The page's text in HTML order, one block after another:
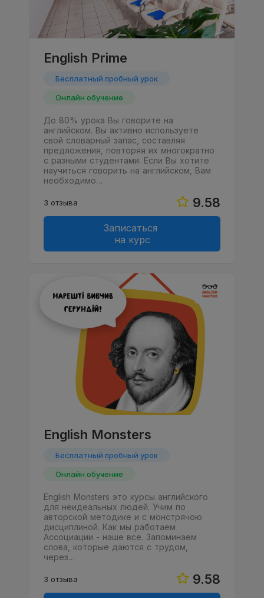
English Prime
Бесплатный пробный урок
Онлайн обучение
До 80% урока Вы говорите на
английском. Вы активно используете
свой словарный запас, составляя
предложения, повторяя их многократно
с разными студентами. Если Вы хотите
научиться говорить на английском, Вам
необходимо…
9.58
3 отзыва
Записаться
на курс
English Monsters
Бесплатный пробный урок
Онлайн обучение
English Monsters это курсы английского
для неидеальных людей. Учим по
авторской методике и с монстрячою
дисциплиной. Как мы работаем
Ассоциации - наше все. Запоминаем
слова, которые даются с трудом,
через…
9.58
3 отзыва